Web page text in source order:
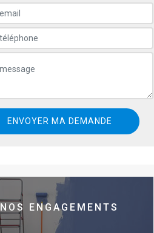
NOS ENGAGEMENTS